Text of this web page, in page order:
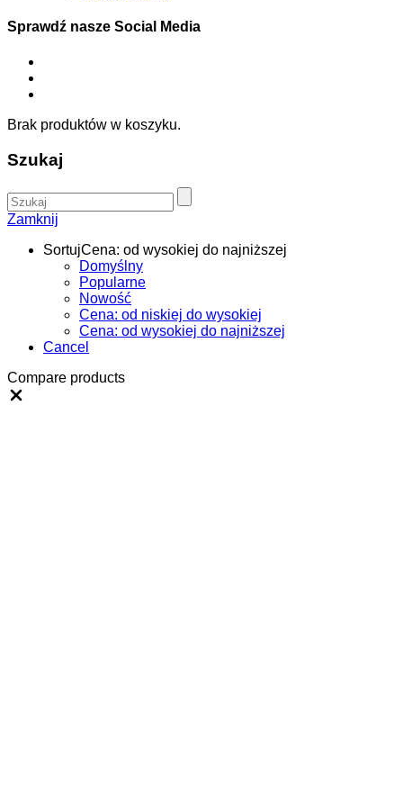
Sprawdź nasze Social Media
Brak produktów w koszyku.
Szukaj
Zamknij
SortujCena: od wysokiej do najniższej
Domyślny
Popularne
Nowość
Cena: od niskiej do wysokiej
Cena: od wysokiej do najniższej
Cancel
Compare products